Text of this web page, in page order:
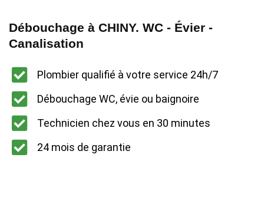
Débouchage à CHINY. WC - Évier -
Canalisation
Plombier qualifié à votre service 24h/7
Débouchage WC, évie ou baignoire
Technicien chez vous en 30 minutes
24 mois de garantie